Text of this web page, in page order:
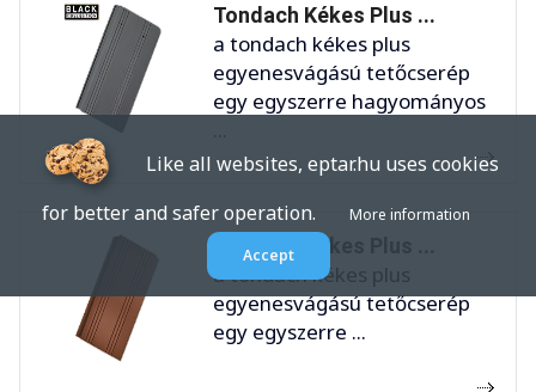
Tondach Kékes Plus ...
a tondach kékes plus
egyenesvágású tetőcserép
egy egyszerre hagyományos
Tondach Kékes Plus ...
a tondach kékes plus
egyenesvágású tetőcserép
egy egyszerre ...
Like all websites, eptar.hu uses cookies
for better and safer operation.
More information
Accept